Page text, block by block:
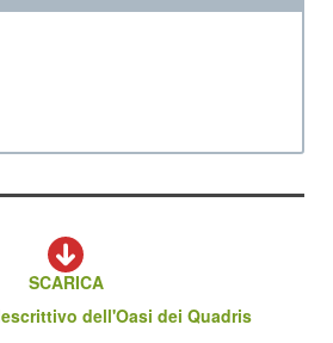
SCARICA
dell'Oasi dei Quadris